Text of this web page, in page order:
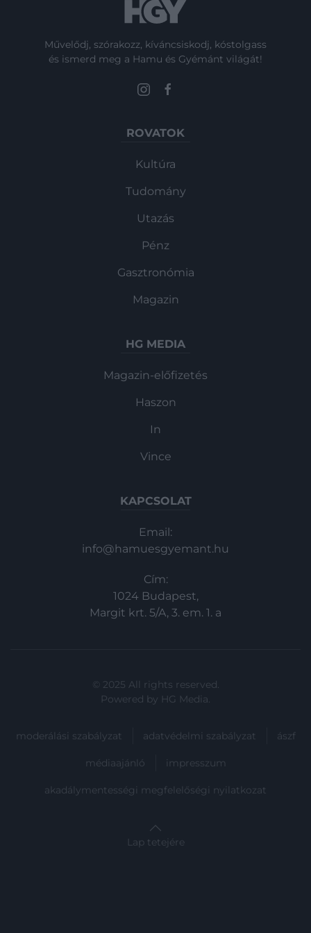
Művelődj, szórakozz, kíváncsiskodj, kóstolgass
és ismerd meg a Hamu és Gyémánt világát!
ROVATOK
Kultúra
Tudomány
Utazás
Pénz
Gasztronómia
Magazin
HG MEDIA
Magazin-előfizetés
Haszon
In
Vince
KAPCSOLAT
Email:
info@hamuesgyemant.hu
Cím:
1024 Budapest,
Margit krt. 5/A, 3. em. 1. a
© 2025 All rights reserved.
Powered by HG Media.
moderálási szabályzat adatvédelmi szabályzat ászf
médiaajánló impresszum
akadálymentességi megfelelőségi nyilatkozat
Lap tetejére